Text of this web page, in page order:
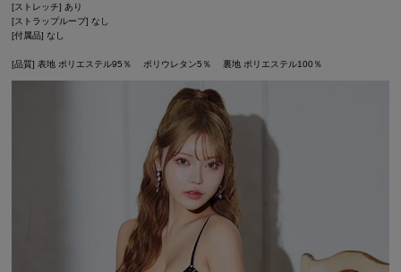
[ストレッチ] あり
[ストラップループ] なし
[付属品] なし
[品質] 表地 ポリエステル95％ ポリウレタン5％ 裏地 ポリエステル100％